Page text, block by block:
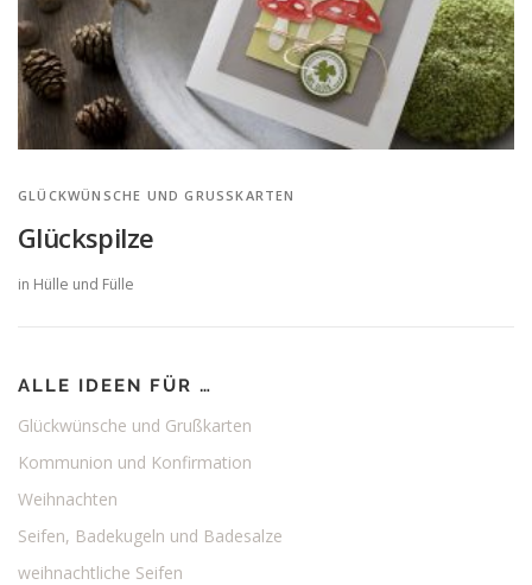
GLÜCKWÜNSCHE UND GRUSSKARTEN
Glückspilze
in Hülle und Fülle
ALLE IDEEN FÜR …
Glückwünsche und Grußkarten
Kommunion und Konfirmation
Weihnachten
Seifen, Badekugeln und Badesalze
weihnachtliche Seifen